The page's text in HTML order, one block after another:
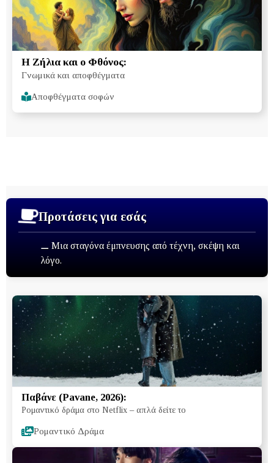
Η Ζήλια και ο Φθόνος:
Γνωμικά και αποφθέγματα
Αποφθέγματα σοφών
Προτάσεις για εσάς
⚊ Μια σταγόνα έμπνευσης από τέχνη, σκέψη και
λόγο.
Παβάνε (Pavane, 2026):
Ρομαντικό δράμα στο Netflix – απλά δείτε το
Ρομαντικό Δράμα